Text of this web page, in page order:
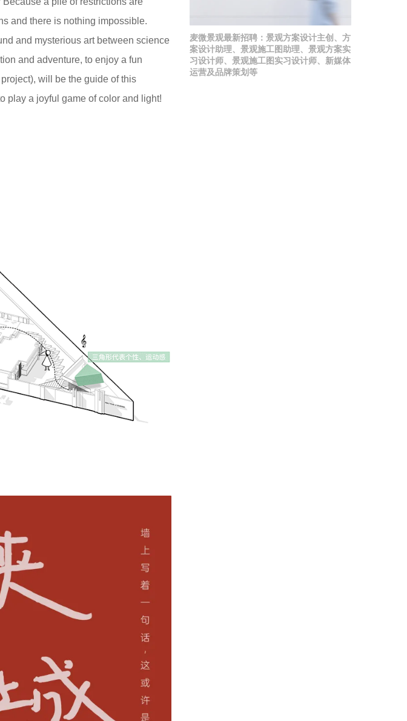
and there is nothing impossible.
and mysterious art between science
and adventure, to enjoy a fun
will be the guide of this
play a joyful game of color and light!
麦微景观最新招聘：景观方案设计主创、方
案设计助理、景观施工图助理、景观方案实
习设计师、景观施工图实习设计师、新媒体
运营及品牌策划等